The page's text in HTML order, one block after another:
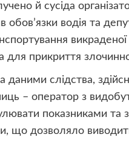
й сусіда
водія та
прикриття
даними слідства,
– оператор з
показниками та
що дозволяло